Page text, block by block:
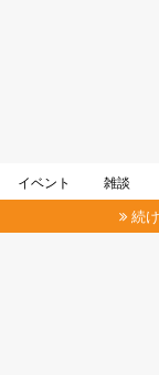
イベント 雑談
続